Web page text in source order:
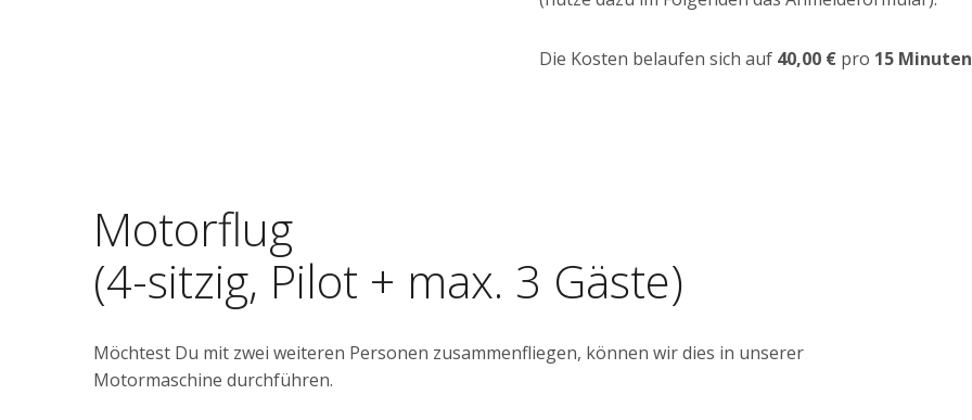
Die Kosten belaufen sich auf 40,00 €pro 15 Minuten
Motorflug
(4-sitzig, Pilot + max. 3 Gäste)
Möchtest Du mit zwei weiteren Personen zusammenfliegen, können wir dies in unserer
Motormaschine durchführen.